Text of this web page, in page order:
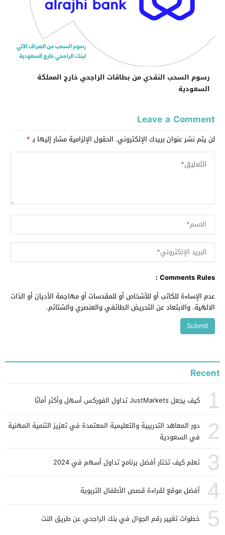
رسوم السحب النقدي من بطاقات الراجحي خارج المملكة
السعودية
Leave a Comment
لن يتم نشر عنوان بريدك الإلكتروني. الحقول الإلزامية مشار إليها بـ*
Comments Rules :
عدم الإساءة للكاتب أو للأشخاص أو للمقدسات أو مهاجمة الأديان أو الذات
الالهية. والابتعاد عن التحريض الطائفي والعنصري والشتائم.
Recent
1 كيف يجعل JustMarkets تداول الفوركس أسهل وأكثر أمانًا
2
دور المعاهد التدريبية والتعليمية المعتمدة في تعزيز التنمية المهنية
في السعودية
3 تعلم كيف تختار أفضل برنامج تداول أسهم في 2024
4 أفضل موقع لقراءة قصص الأطفال التربوية
5 خطوات تغيير رقم الجوال في بنك الراجحي عن طريق النت